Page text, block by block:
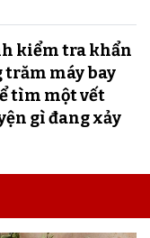
kiểm tra khẩn
trăm máy bay
tìm một vết
gì đang xảy